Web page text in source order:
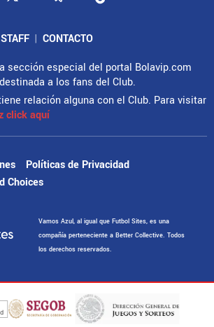
STAFF | CONTACTO
sección especial del portal Bolavip.com
a los fans del Club.
relación alguna con el Club. Para visitar
click aquí
Políticas de Privacidad
Choices
Vamos Azul, al igual que Futbol Sites, es una
compañía perteneciente a Better Collective. Todos
los derechos reservados.